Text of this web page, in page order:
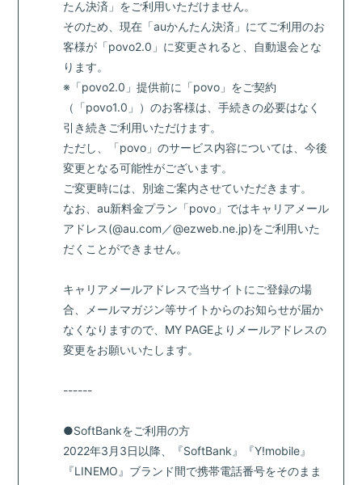
たん決済」をご利用いただけません。
そのため、現在「auかんたん決済」にてご利用のお
客様が「povo2.0」に変更されると、自動退会とな
ります。
※「povo2.0」提供前に「povo」をご契約
（「povo1.0」）のお客様は、手続きの必要はなく
引き続きご利用いただけます。
ただし、「povo」のサービス内容については、今後
変更となる可能性がございます。
ご変更時には、別途ご案内させていただきます。
なお、au新料金プラン「povo」ではキャリアメール
アドレス(@au.com／@ezweb.ne.jp)をご利用いた
だくことができません。
キャリアメールアドレスで当サイトにご登録の場
合、メールマガジン等サイトからのお知らせが届か
なくなりますので、MY PAGEよりメールアドレスの
変更をお願いいたします。
------
●SoftBankをご利用の方
2022年3月3日以降、『SoftBank』『Y!mobile』
『LINEMO』ブランド間で携帯電話番号をそのまま